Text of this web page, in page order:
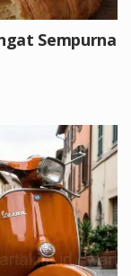
Sempurna